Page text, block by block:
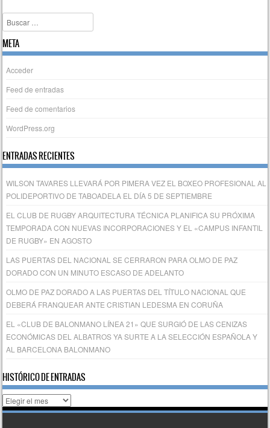
Buscar
META
Acceder
Feed de entradas
Feed de comentarios
WordPress.org
ENTRADAS RECIENTES
WILSON TAVARES LLEVARÁ POR PIMERA VEZ EL BOXEO PROFESIONAL AL
POLIDEPORTIVO DE TABOADELA EL DÍA 5 DE SEPTIEMBRE
EL CLUB DE RUGBY ARQUITECTURA TÉCNICA PLANIFICA SU PRÓXIMA
TEMPORADA CON NUEVAS INCORPORACIONES Y EL «CAMPUS INFANTIL
DE RUGBY» EN AGOSTO
LAS PUERTAS DEL NACIONAL SE CERRARON PARA OLMO DE PAZ
DORADO CON UN MINUTO ESCASO DE ADELANTO
OLMO DE PAZ DORADO A LAS PUERTAS DEL TÍTULO NACIONAL QUE
DEBERÁ FRANQUEAR ANTE CRISTIAN LEDESMA EN CORUÑA
EL «CLUB DE BALONMANO LÍNEA 21» QUE SURGIÓ DE LAS CENIZAS
ECONÓMICAS DEL ALBATROS YA SURTE A LA SELECCIÓN ESPAÑOLA Y
AL BARCELONA BALONMANO
HISTÓRICO DE ENTRADAS
Histórico
de